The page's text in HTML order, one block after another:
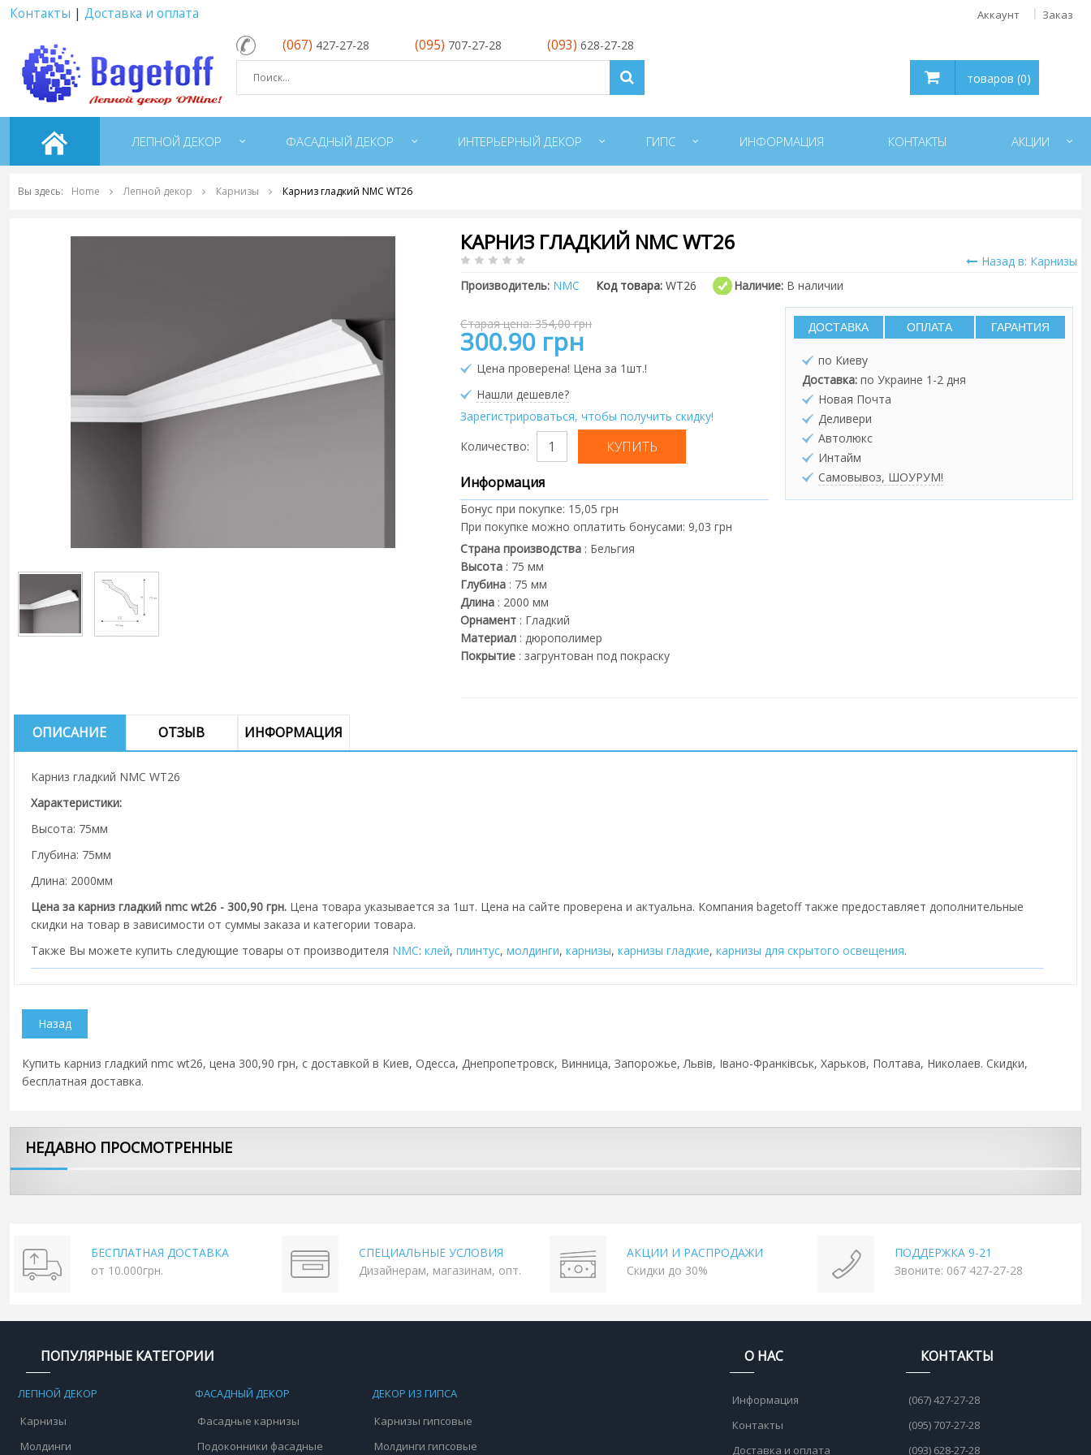
Контакты | Доставка и оплата Аккаунт Заказ
(067) 427-27-28 (095) 707-27-28 (093) 628-27-28
товаров (0)
ЛЕПНОЙ ДЕКОР ФАСАДНЫЙ ДЕКОР ИНТЕРЬЕРНЫЙ ДЕКОР ГИПС ИНФОРМАЦИЯ КОНТАКТЫ АКЦИИ
Вы здесь: Home Лепной декор Карнизы Карниз гладкий NMC WT26
КАРНИЗ ГЛАДКИЙ NMC WT26
Назад в: Карнизы
Производитель: NMC Код товара: WT26 Наличие: В наличии
Старая цена: 354,00 грн
300.90 грн
Цена проверена! Цена за 1шт.!
Нашли дешевле?
Зарегистрироваться, чтобы получить скидку!
Количество:
Информация
Бонус при покупке: 15,05 грн
При покупке можно оплатить бонусами: 9,03 грн
Страна производства: Бельгия
Высота: 75 мм
Глубина: 75 мм
Длина: 2000 мм
Орнамент: Гладкий
Материал: дюрополимер
Покрытие: загрунтован под покраску
ДОСТАВКА ОПЛАТА ГАРАНТИЯ
по Киеву
Доставка: по Украине 1-2 дня
Новая Почта
Деливери
Автолюкс
Интайм
Самовывоз, ШОУРУМ!
ОПИСАНИЕ ОТЗЫВ ИНФОРМАЦИЯ
Карниз гладкий NMC WT26
Характеристики:
Высота: 75мм
Глубина: 75мм
Длина: 2000мм
Цена за карниз гладкий nmc wt26 - 300,90 грн. Цена товара указывается за 1шт. Цена на сайте проверена и актуальна. Компания bagetoff также предоставляет дополнительные
скидки на товар в зависимости от суммы заказа и категории товара.
Также Вы можете купить следующие товары от производителя NMC: клей, плинтус, молдинги, карнизы, карнизы гладкие, карнизы для скрытого освещения.
Купить карниз гладкий nmc wt26, цена 300,90 грн, с доставкой в Киев, Одесса, Днепропетровск, Винница, Запорожье, Львів, Івано-Франківськ, Харьков, Полтава, Николаев. Скидки,
бесплатная доставка.
НЕДАВНО ПРОСМОТРЕННЫЕ
БЕСПЛАТНАЯ ДОСТАВКА
от 10.000грн.
СПЕЦИАЛЬНЫЕ УСЛОВИЯ
Дизайнерам, магазинам, опт.
АКЦИИ И РАСПРОДАЖИ
Скидки до 30%
ПОДДЕРЖКА 9-21
Звоните: 067 427-27-28
ПОПУЛЯРНЫЕ КАТЕГОРИИ
ЛЕПНОЙ ДЕКОР
Карнизы
Молдинги
ФАСАДНЫЙ ДЕКОР
Фасадные карнизы
Подоконники фасадные
ДЕКОР ИЗ ГИПСА
Карнизы гипсовые
Молдинги гипсовые
О НАС
Информация
Контакты
Доставка и оплата
КОНТАКТЫ
(067) 427-27-28
(095) 707-27-28
(093) 628-27-28